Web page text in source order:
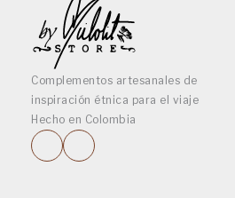
Complementos artesanales de
inspiración étnica para el viaje
Hecho en Colombia